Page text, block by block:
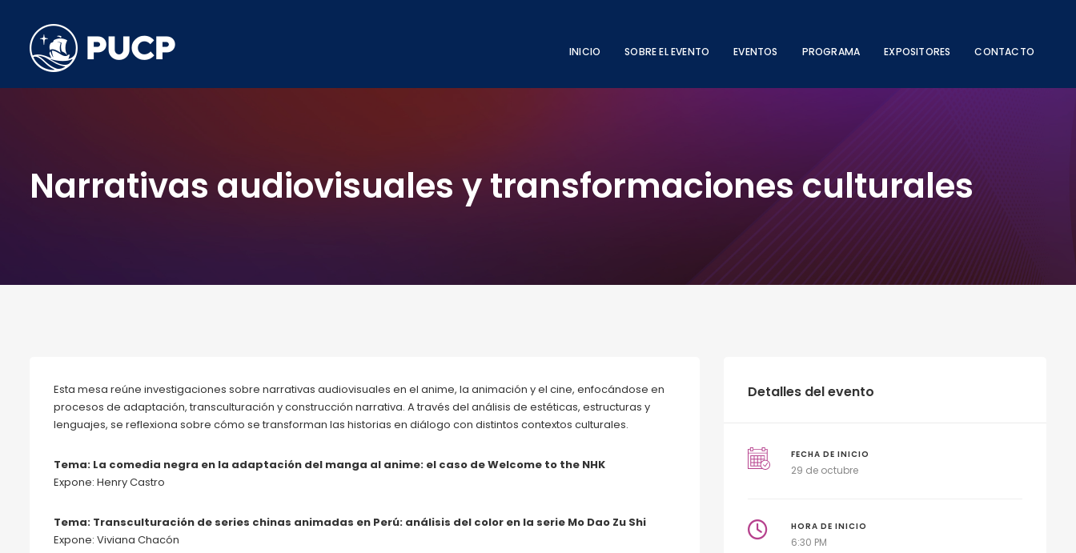
INICIO SOBRE EL EVENTO EVENTOS PROGRAMA EXPOSITORES CONTACTO
Narrativas audiovisuales y transformaciones culturales
Esta mesa reúne investigaciones sobre narrativas audiovisuales en el anime, la animación y el cine, enfocándose en
procesos de adaptación, transculturación y construcción narrativa. A través del análisis de estéticas, estructuras y
lenguajes, se reflexiona sobre cómo se transforman las historias en diálogo con distintos contextos culturales.
Tema: La comedia negra en la adaptación del manga al anime: el caso de Welcome to the NHK
Expone: Henry Castro
Tema: Transculturación de series chinas animadas en Perú: análisis del color en la serie Mo Dao Zu Shi
Expone: Viviana Chacón
Detalles del evento
FECHA DE INICIO
29 de octubre
HORA DE INICIO
6:30 PM